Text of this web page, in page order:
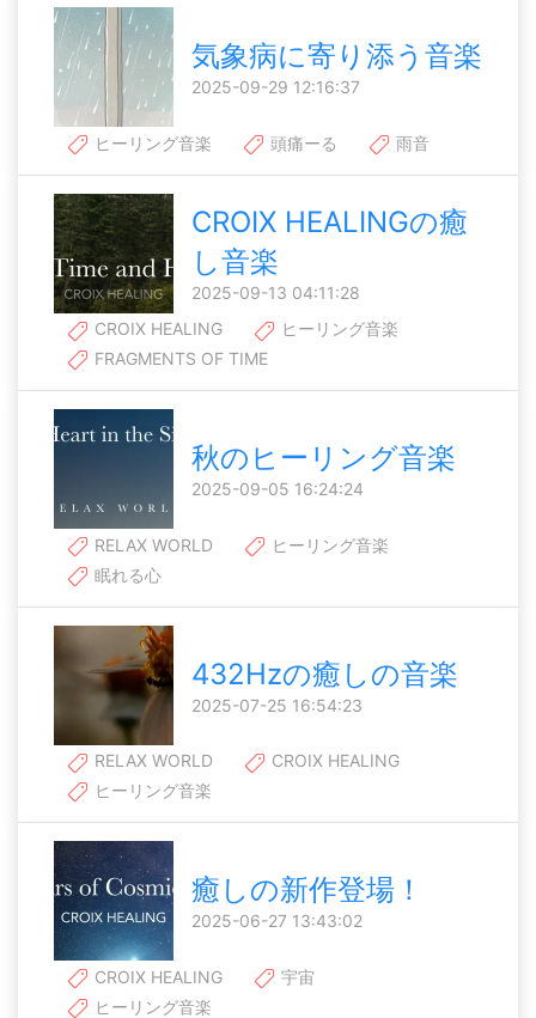
気象病に寄り添う音楽
2025-09-29 12:16:37
ヒーリング音楽 頭痛ーる 雨音
CROIX HEALINGの癒
し音楽
2025-09-13 04:11:28
CROIX HEALING
ヒーリング音楽
FRAGMENTS OF TIME
秋のヒーリング音楽
2025-09-05 16:24:24
RELAX WORLD
ヒーリング音楽
眠れる心
432Hzの癒しの音楽
2025-07-25 16:54:23
RELAX WORLD
CROIX HEALING
ヒーリング音楽
癒しの新作登場！
2025-06-27 13:43:02
CROIX HEALING
宇宙
ヒーリング音楽